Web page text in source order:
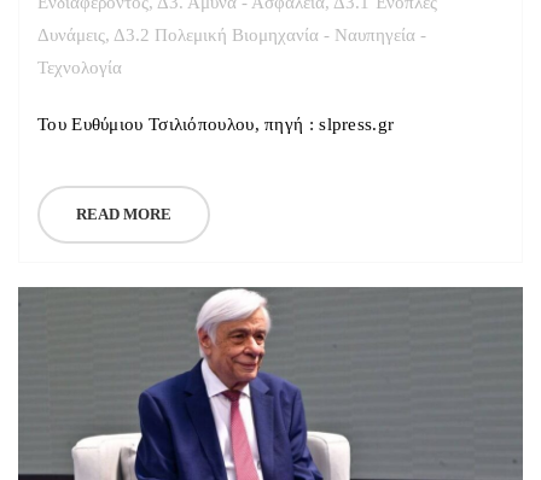
Δυνάμεις, Δ3.2 Πολεμική Βιομηχανία - Ναυπηγεία -
Τεχνολογία
Του Ευθύμιου Τσιλιόπουλου, πηγή : slpress.gr
READ MORE